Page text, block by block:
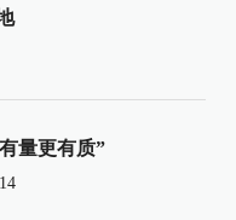
量更有质”